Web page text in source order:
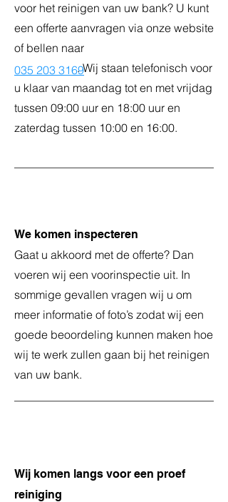
voor het reinigen van uw bank? U kunt
een offerte aanvragen via onze website
of bellen naar
. Wij staan telefonisch voor
u klaar van maandag tot en met vrijdag
tussen 09:00 uur en 18:00 uur en
zaterdag tussen 10:00 en 16:00.
035 203 3169
We komen inspecteren
Gaat u akkoord met de offerte? Dan
voeren wij een voorinspectie uit. In
sommige gevallen vragen wij u om
meer informatie of foto’s zodat wij een
goede beoordeling kunnen maken hoe
wij te werk zullen gaan bij het reinigen
van uw bank.
Wij komen langs voor een proef
reiniging